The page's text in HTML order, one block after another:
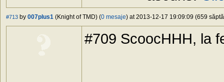
#713 by 007plus1 (Knight of TMD) (0 mesaje) at 2013-12-17 19:09:09 (659
#709 ScoocHHH, la